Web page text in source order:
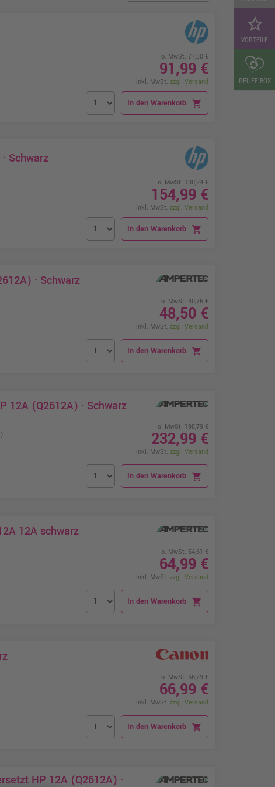
star_border
VORTEILE
RELIFE BOX
o. MwSt. 77,30 €
91,99 €
inkl. MwSt. zzgl. Versand
In den Warenkorb shopping_cart
Schwarz
o. MwSt. 130,24 €
154,99 €
inkl. MwSt. zzgl. Versand
In den Warenkorb shopping_cart
· Schwarz
o. MwSt. 40,76 €
48,50 €
inkl. MwSt. zzgl. Versand
In den Warenkorb shopping_cart
12A (Q2612A) · Schwarz
o. MwSt. 195,79 €
232,99 €
inkl. MwSt. zzgl. Versand
In den Warenkorb shopping_cart
12A schwarz
o. MwSt. 54,61 €
64,99 €
inkl. MwSt. zzgl. Versand
In den Warenkorb shopping_cart
o. MwSt. 56,29 €
66,99 €
inkl. MwSt. zzgl. Versand
In den Warenkorb shopping_cart
HP 12A (Q2612A) ·